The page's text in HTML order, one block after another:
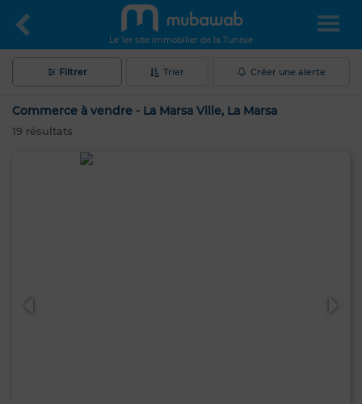
Le 1er site immobilier de la Tunisie
Filtrer Trier Créer une alerte
Commerce à vendre - La Marsa Ville, La Marsa
19 résultats